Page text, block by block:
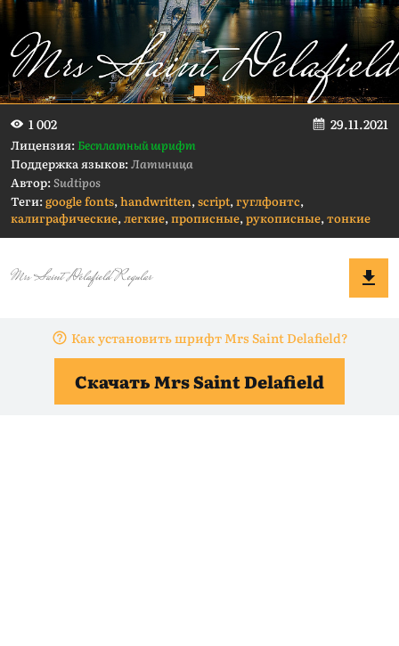
1 002 29.11.2021
Лицензия:Бесплатный шрифт
Поддержка языков:Латиница
Автор:Sudtipos
Теги:google fonts,handwritten,script,гуглфонтс,
калиграфические,легкие,прописные,рукописные,тонкие
Как установить шрифт Mrs Saint Delafield?
Скачать Mrs Saint Delafield